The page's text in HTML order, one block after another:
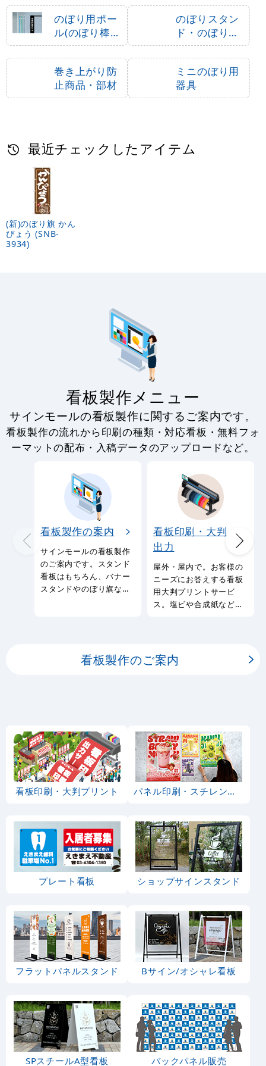
のぼり用ポー
ル(のぼり棒・
竿)
のぼりスタン
ド・のぼり立
て台
巻き上がり防
止商品・部材
ミニのぼり用
器具
最近チェックしたアイテム
(新)のぼり旗 かん
ぴょう (SNB-
3934)
看板製作メニュー
サインモールの看板製作に関するご案内です。
看板製作の流れから印刷の種類・対応看板・無料フォ
ーマットの配布・入稿データのアップロードなど。
看板製作の案内
サインモールの看板製作
のご案内です。スタンド
看板はもちろん、バナー
スタンドやのぼり旗など
看板印刷・大判
出力
屋外・屋内で。お客様の
ニーズにお答えする看板
用大判プリントサービ
ス。塩ビや合成紙など看
看板製作のご案内
看板印刷・大判プリント パネル印刷・スチレンボード
プレート看板 ショップサインスタンド
フラットパネルスタンド Bサイン/オシャレ看板
SPスチールA型看板 バックパネル販売